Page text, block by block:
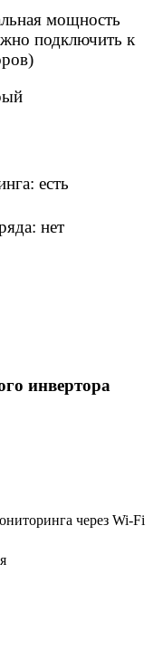
мощность
подключить к
есть
нет
инвертора
через Wi-Fi